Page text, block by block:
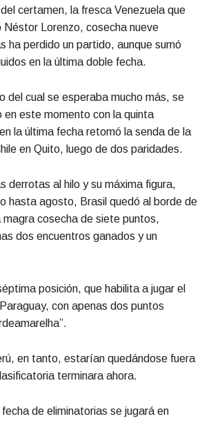
del certamen, la fresca Venezuela que
Néstor Lorenzo, cosecha nueve
ha perdido un partido, aunque sumó
en la última doble fecha.
del cual se esperaba mucho más, se
este momento con la quinta
la última fecha retomó la senda de la
en Quito, luego de dos paridades.
derrotas al hilo y su máxima figura,
hasta agosto, Brasil quedó al borde de
magra cosecha de siete puntos,
dos encuentros ganados y un
posición, que habilita a jugar el
con apenas dos puntos
en tanto, estarían quedándose fuera
terminara ahora.
fecha de eliminatorias se jugará en